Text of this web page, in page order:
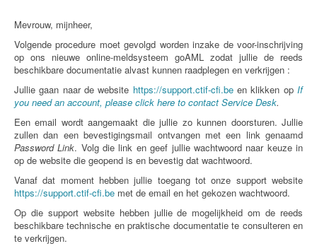
Mevrouw, mijnheer,
Volgende procedure moet gevolgd worden inzake de voor-inschrijving
op ons nieuwe online-meldsysteem goAML zodat jullie de reeds
beschikbare documentatie alvast kunnen raadplegen en verkrijgen :
Jullie gaan naar de website https://support.ctif-cfi.been klikken opIf
you need an account, please click here to contact Service Desk.
Een email wordt aangemaakt die jullie zo kunnen doorsturen. Jullie
zullen dan een bevestigingsmail ontvangen met een link genaamd
Password Link. Volg die link en geef jullie wachtwoord naar keuze in
op de website die geopend is en bevestig dat wachtwoord.
Vanaf dat moment hebben jullie toegang tot onze support website
https://support.ctif-cfi.be met de email en het gekozen wachtwoord.
Op die support website hebben jullie de mogelijkheid om de reeds
beschikbare technische en praktische documentatie te consulteren en
te verkrijgen.